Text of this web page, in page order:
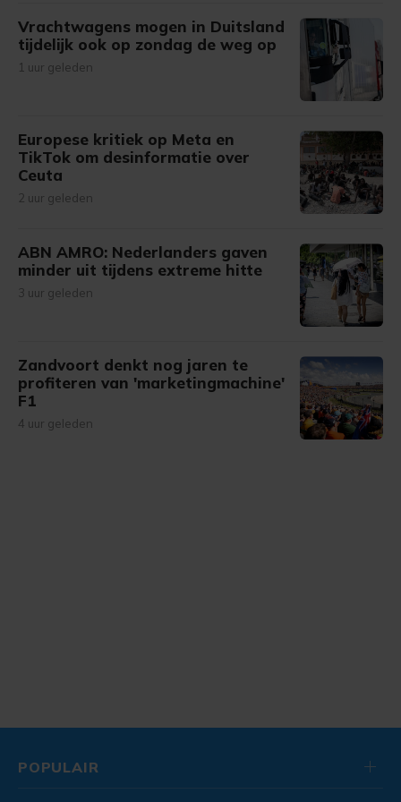
Vrachtwagens mogen in Duitsland
tijdelijk ook op zondag de weg op
1 uur geleden
Europese kritiek op Meta en
TikTok om desinformatie over
Ceuta
2 uur geleden
ABN AMRO: Nederlanders gaven
minder uit tijdens extreme hitte
3 uur geleden
Zandvoort denkt nog jaren te
profiteren van 'marketingmachine'
F1
4 uur geleden
POPULAIR